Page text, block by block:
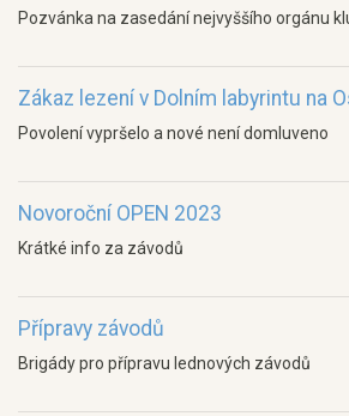
Pozvánka na zasedání nejvyššího orgánu
Zákaz lezení v Dolním labyrintu na
Povolení vypršelo a nové není domluveno
Novoroční OPEN 2023
Krátké info za závodů
Přípravy závodů
Brigády pro přípravu lednových závodů